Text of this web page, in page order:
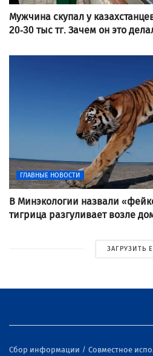
Мужчина скупал у
20-30 тыс тг. Зачем он это
ГЛАВНЫЕ НОВОСТИ
В Минэкологии назвали
тигрица разгуливает возле
ЗАГРУЗИТЬ
Сбор информации Совместное